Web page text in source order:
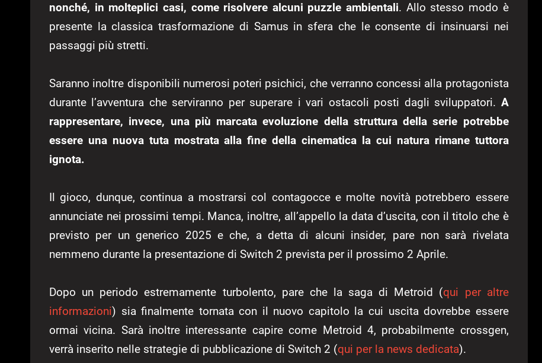
nonché, in molteplici casi, come risolvere alcuni puzzle ambientali. Allo stesso modo è
presente la classica trasformazione di Samus in sfera che le consente di insinuarsi nei
passaggi più stretti.
Saranno inoltre disponibili numerosi poteri psichici, che verranno concessi alla protagonista
durante l’avventura che serviranno per superare i vari ostacoli posti dagli sviluppatori. A
rappresentare, invece, una più marcata evoluzione della struttura della serie potrebbe
essere una nuova tuta mostrata alla fine della cinematica la cui natura rimane tuttora
ignota.
Il gioco, dunque, continua a mostrarsi col contagocce e molte novità potrebbero essere
annunciate nei prossimi tempi. Manca, inoltre, all’appello la data d’uscita, con il titolo che è
previsto per un generico 2025 e che, a detta di alcuni insider, pare non sarà rivelata
nemmeno durante la presentazione di Switch 2 prevista per il prossimo 2 Aprile.
Dopo un periodo estremamente turbolento, pare che la saga di Metroid (qui per altre
informazioni) sia finalmente tornata con il nuovo capitolo la cui uscita dovrebbe essere
ormai vicina. Sarà inoltre interessante capire come Metroid 4, probabilmente crossgen,
verrà inserito nelle strategie di pubblicazione di Switch 2 (qui per la news dedicata).